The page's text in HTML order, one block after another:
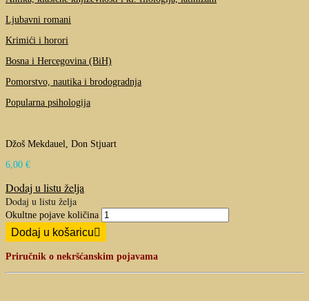
Ljubavni romani
Krimići i horori
Bosna i Hercegovina (BiH)
Pomorstvo, nautika i brodogradnja
Popularna psihologija
Džoš Mekdauel, Don Stjuart
6,00 €
Dodaj u listu želja
Dodaj u listu želja
Okultne pojave količina
Dodaj u košaricu
Priručnik o nekršćanskim pojavama